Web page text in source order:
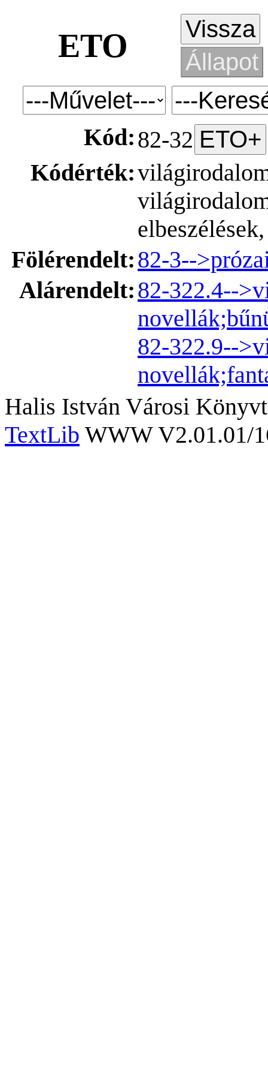
ETO
Kód:82-32
Kódérték:
Fölérendelt:82-3--
Alárendelt:82-322.4--
82-322.9--
Halis István Városi
TextLib WWW V2.01.01/